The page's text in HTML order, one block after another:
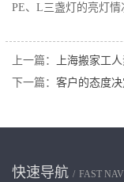
PE、L三盏灯的亮灯情
上一篇：
上海搬家工
下一篇： 客户的态度
快速导航 FAST